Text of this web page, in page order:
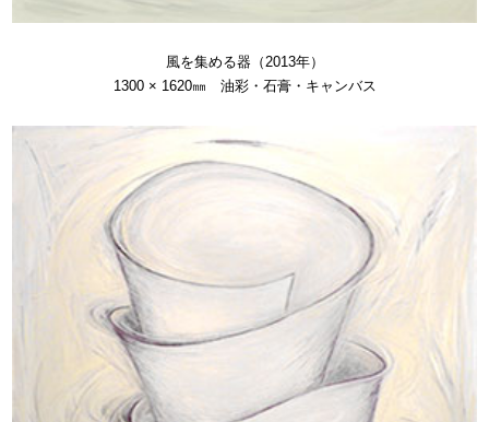
風を集める器（2013年）
1300 × 1620㎜ 油彩・石膏・キャンバス